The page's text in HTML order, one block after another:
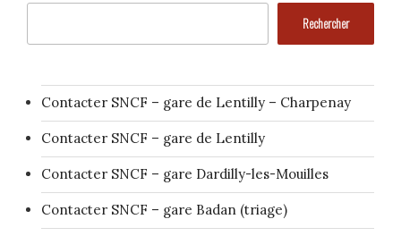
Rechercher
Contacter SNCF – gare de Lentilly – Charpenay
Contacter SNCF – gare de Lentilly
Contacter SNCF – gare Dardilly-les-Mouilles
Contacter SNCF – gare Badan (triage)